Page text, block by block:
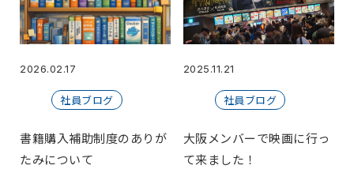
2026.02.17
社員ブログ
書籍購入補助制度のありが
たみについて
2025.11.21
社員ブログ
大阪メンバーで映画に行っ
て来ました！